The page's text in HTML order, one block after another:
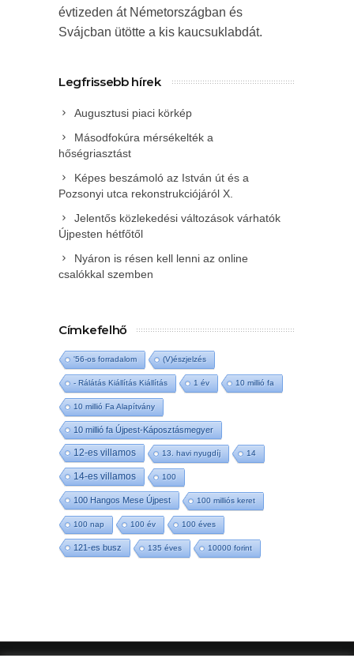
évtizeden át Németországban és
Svájcban ütötte a kis kaucsuklabdát.
Legfrissebb hírek
Augusztusi piaci körkép
Másodfokúra mérsékelték a
hőségriasztást
Képes beszámoló az István út és a
Pozsonyi utca rekonstrukciójáról X.
Jelentős közlekedési változások várhatók
Újpesten hétfőtől
Nyáron is résen kell lenni az online
csalókkal szemben
Címkefelhő
'56-os forradalom (V)észjelzés
- Rálátás Kiállítás Kiállítás 1 év 10 millió fa
10 millió Fa Alapítvány
10 millió fa Újpest-Káposztásmegyer
12-es villamos 13. havi nyugdíj 14
14-es villamos 100
100 Hangos Mese Újpest 100 milliós keret
100 nap 100 év 100 éves
121-es busz 135 éves 10000 forint